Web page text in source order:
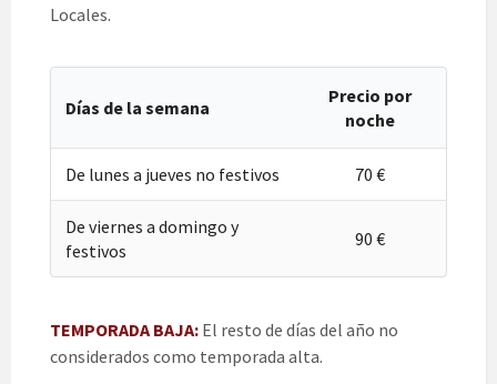
Locales.
Días de la semana
Precio por
noche
De lunes a jueves no festivos 70 €
De viernes a domingo y
festivos
90 €
TEMPORADA BAJA: El resto de días del año no
considerados como temporada alta.